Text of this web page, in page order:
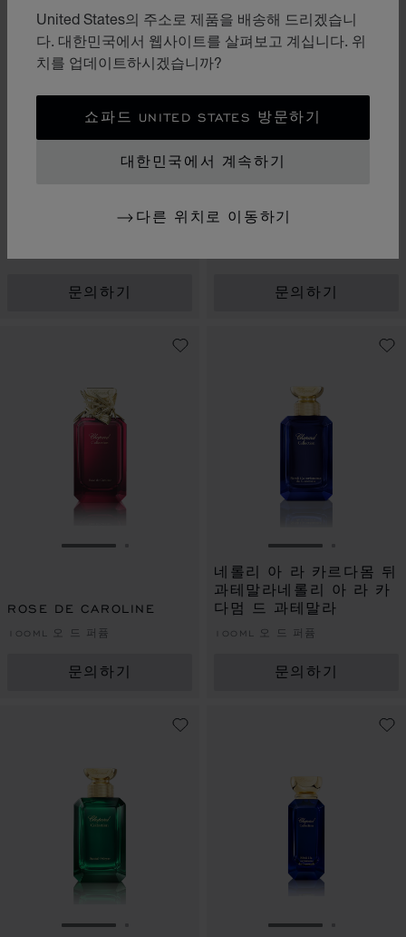
United States의 주소로 제품을 배송해 드리겠습니
다. 대한민국에서 웹사이트를 살펴보고 계십니다. 위
치를 업데이트하시겠습니까?
쇼파드 UNITED STATES 방문하기
대한민국에서 계속하기
다른 위치로 이동하기
베티버 드 아이티 오 떼
문의하기
NUIT DES ROIS
문의하기
슬라이드로 이동 1
ROSE DE CAROLINE
100ML 오 드 퍼퓸
문의하기
슬라이드로 이동
네롤리 아 라 카르다몸 뒤
과테말라네롤리 아 라 카
다멈 드 과테말라
100ML 오 드 퍼퓸
문의하기
슬라이드로 이동 1 슬라이드로 이동